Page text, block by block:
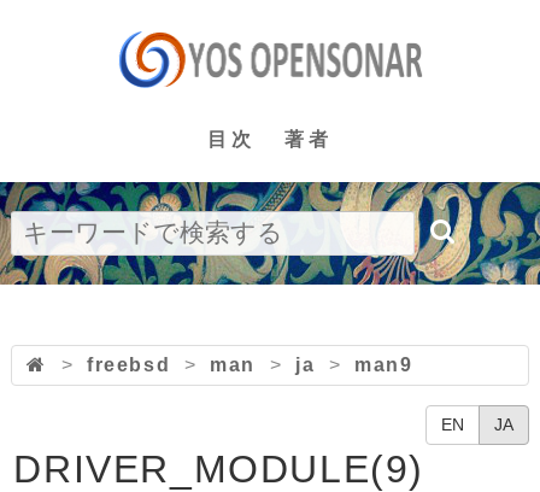
目次 著者
> freebsd > man > ja > man9
EN JA
DRIVER_MODULE(9)